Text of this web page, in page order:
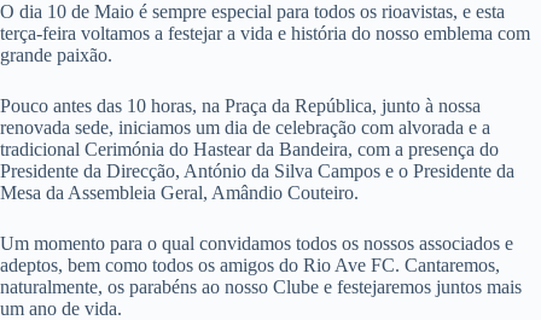
O dia 10 de Maio é sempre especial para todos os rioavistas, e esta
terça-feira voltamos a festejar a vida e história do nosso emblema com
grande paixão.
Pouco antes das 10 horas, na Praça da República, junto à nossa
renovada sede, iniciamos um dia de celebração com alvorada e a
tradicional Cerimónia do Hastear da Bandeira, com a presença do
Presidente da Direcção, António da Silva Campos e o Presidente da
Mesa da Assembleia Geral, Amândio Couteiro.
Um momento para o qual convidamos todos os nossos associados e
adeptos, bem como todos os amigos do Rio Ave FC. Cantaremos,
naturalmente, os parabéns ao nosso Clube e festejaremos juntos mais
um ano de vida.